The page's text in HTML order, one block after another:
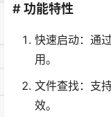
# 功能特性
快速启动：通
用。
文件查找：支
效。